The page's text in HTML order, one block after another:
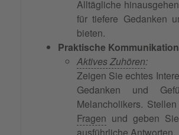
Alltägliche
für tiefere Gedanken
bieten.
Praktische
Aktives Zuhören:
Zeigen Sie echtes
Gedanken und
Melancholikers.
Fragen und geben